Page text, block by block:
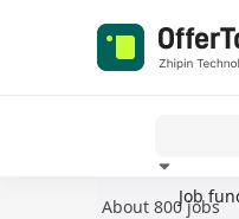
Job
About 800 jobs